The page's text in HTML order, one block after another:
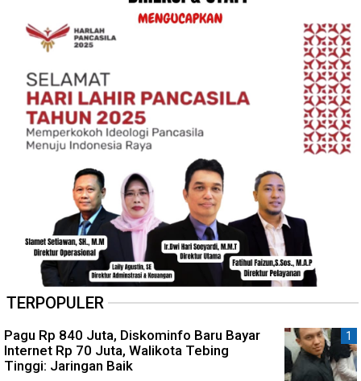
TERPOPULER
Pagu Rp 840 Juta, Diskominfo Baru Bayar
Internet Rp 70 Juta, Walikota Tebing
Tinggi: Jaringan Baik